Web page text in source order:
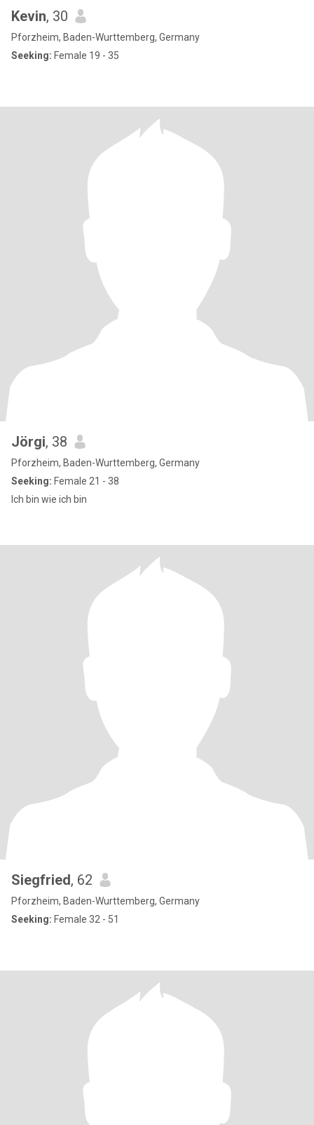
Kevin, 30
Pforzheim, Baden-Wurttemberg, Germany
Seeking: Female 19 - 35
Jörgi, 38
Pforzheim, Baden-Wurttemberg, Germany
Seeking: Female 21 - 38
Ich bin wie ich bin
Siegfried, 62
Pforzheim, Baden-Wurttemberg, Germany
Seeking: Female 32 - 51